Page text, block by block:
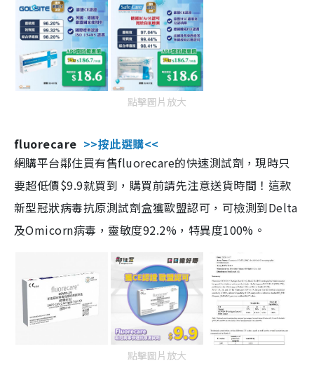
點擊圖片放大
fluorecare >>按此選購<<
網購平台鄰住買有售fluorecare的快速測試劑，現時只
要超低價$9.9就買到，購買前請先注意送貨時間！這款
新型冠狀病毒抗原測試劑盒獲歐盟認可，可檢測到Delta
及Omicorn病毒，靈敏度92.2%，特異度100%。
點擊圖片放大